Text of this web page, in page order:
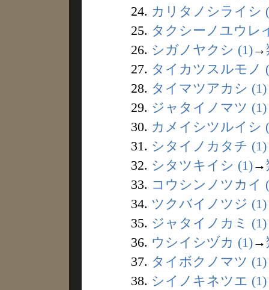
24. カリタノシライシ
25. タクシーノユウレ
26. シガノヤクシ (1)→
27. タイカツスルモノ
28. タイマツアカシ (1)
29. ジャタイノマツ (1)
30. カメイシツルイシ
31. シタイノカタチ (1)
32. シタツキイシ (1)→
33. コウシンノツカイ
34. ツクバイノツジ (1)
35. ジャタイノカミ (1)
36. ウシイシヅカ (1)→
37. タイボクノマツ (1)
38. シイノキネツエ (1)